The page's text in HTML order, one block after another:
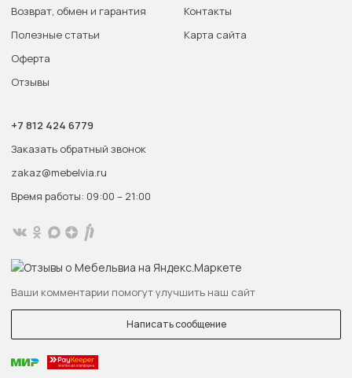
Возврат, обмен и гарантия
Полезные статьи
Оферта
Отзывы
Контакты
Карта сайта
+7 812 424 6779
Заказать обратный звонок
zakaz@mebelvia.ru
Время работы: 09:00 – 21:00
Ваши комментарии помогут улучшить наш сайт
Написать сообщение